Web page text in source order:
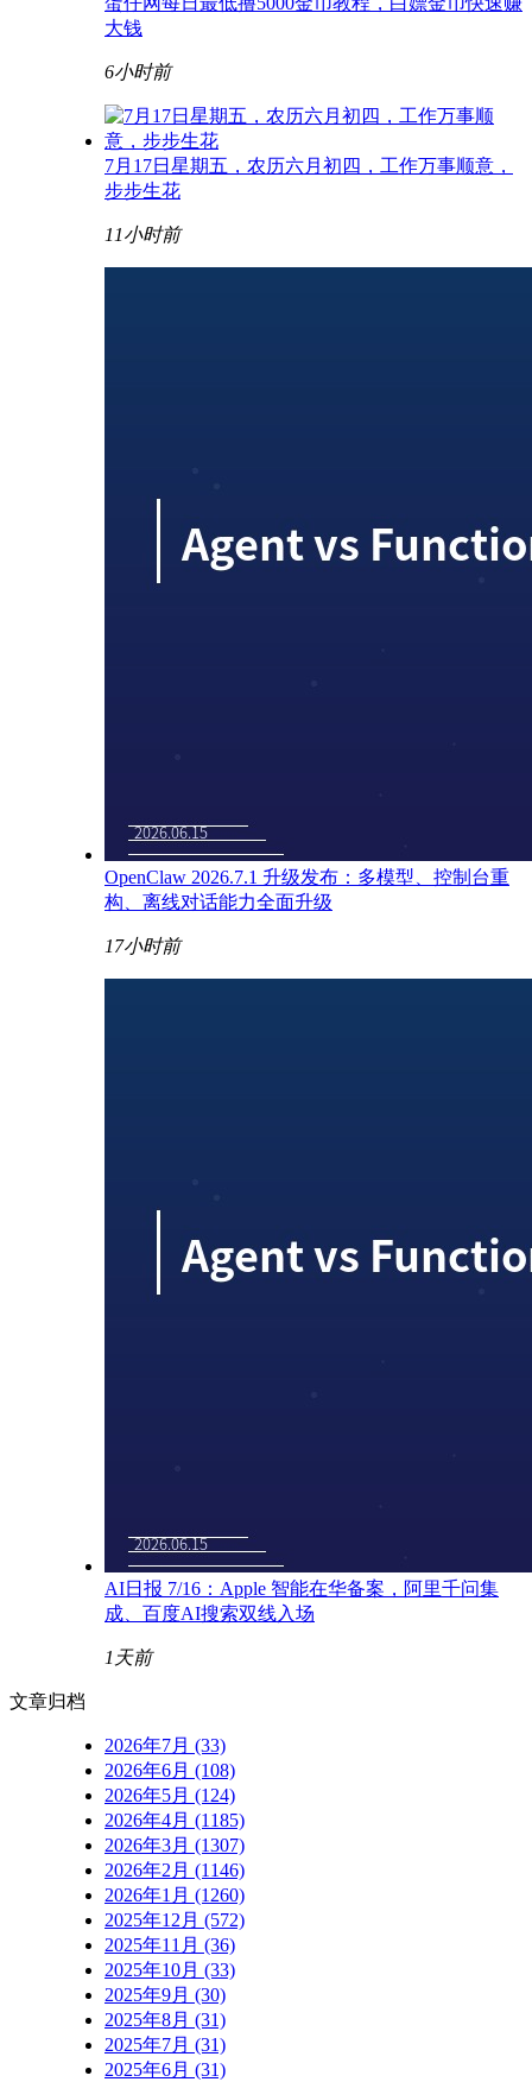
大钱
6小时前
7月17日星期五，农历六月初四，工作万事顺意，
步步生花
11小时前
OpenClaw 2026.7.1 升级发布：多模型、控制台重
构、离线对话能力全面升级
17小时前
AI日报 7/16：Apple 智能在华备案，阿里千问集
成、百度AI搜索双线入场
1天前
文章归档
2026年7月 (33)
2026年6月 (108)
2026年5月 (124)
2026年4月 (1185)
2026年3月 (1307)
2026年2月 (1146)
2026年1月 (1260)
2025年12月 (572)
2025年11月 (36)
2025年10月 (33)
2025年9月 (30)
2025年8月 (31)
2025年7月 (31)
2025年6月 (31)